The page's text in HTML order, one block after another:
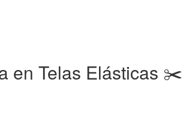
en Telas Elásticas